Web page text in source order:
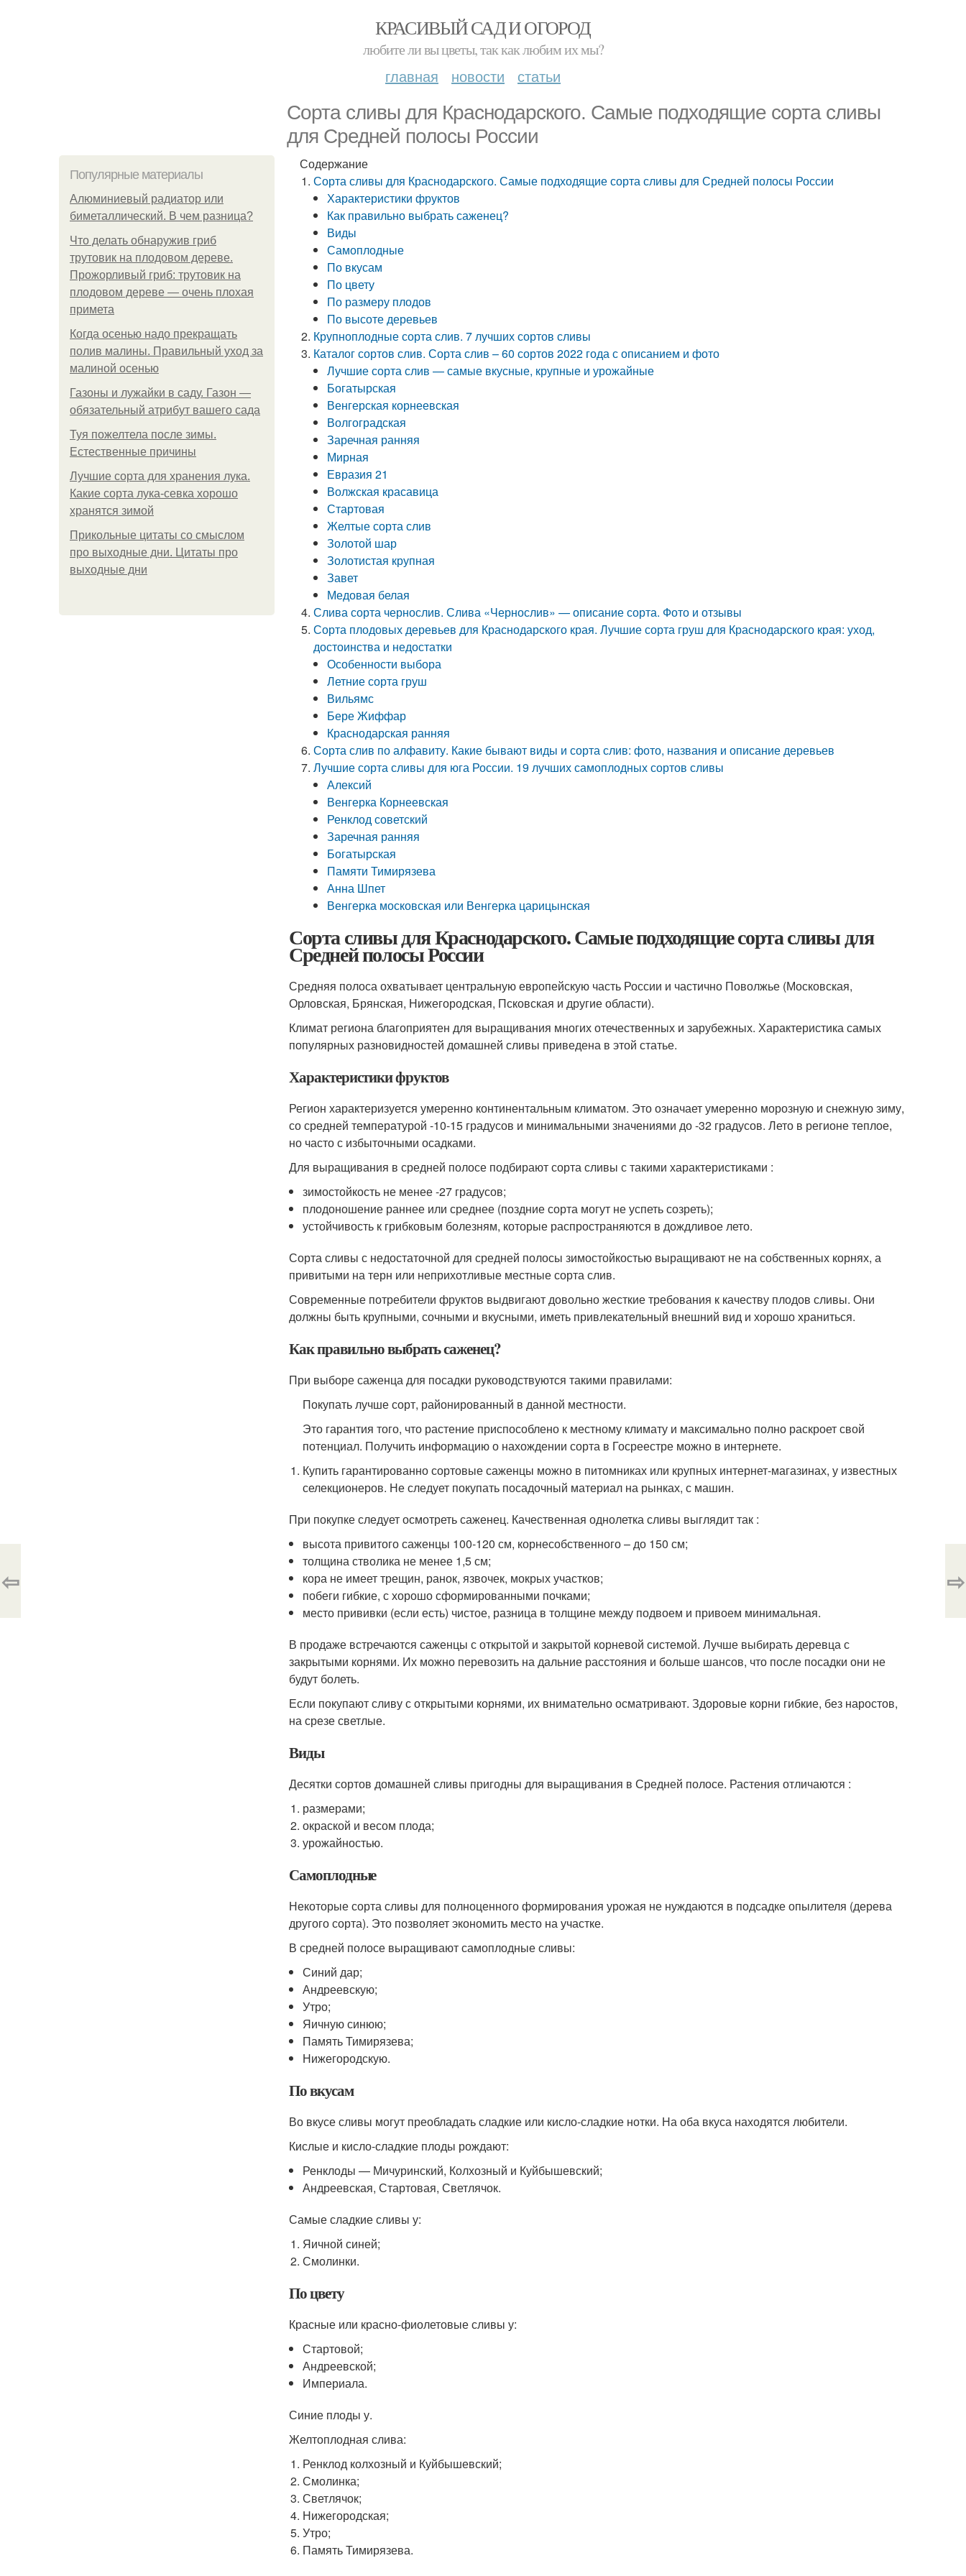
КРАСИВЫЙ САД И ОГОРОД
любите ли вы цветы, так как любим их мы?
главная новости статьи
Сорта сливы для Краснодарского. Самые подходящие сорта сливы
для Средней полосы России
Популярные материалы
Алюминиевый радиатор или
биметаллический. В чем разница?
Что делать обнаружив гриб
трутовик на плодовом дереве.
Прожорливый гриб: трутовик на
плодовом дереве — очень плохая
примета
Когда осенью надо прекращать
полив малины. Правильный уход за
малиной осенью
Газоны и лужайки в саду. Газон —
обязательный атрибут вашего сада
Туя пожелтела после зимы.
Естественные причины
Лучшие сорта для хранения лука.
Какие сорта лука-севка хорошо
хранятся зимой
Прикольные цитаты со смыслом
про выходные дни. Цитаты про
выходные дни
Содержание
Сорта сливы для Краснодарского. Самые подходящие сорта сливы для Средней полосы России
Характеристики фруктов
Как правильно выбрать саженец?
Виды
Самоплодные
По вкусам
По цвету
По размеру плодов
По высоте деревьев
Крупноплодные сорта слив. 7 лучших сортов сливы
Каталог сортов слив. Сорта слив – 60 сортов 2022 года с описанием и фото
Лучшие сорта слив — самые вкусные, крупные и урожайные
Богатырская
Венгерская корнеевская
Волгоградская
Заречная ранняя
Мирная
Евразия 21
Волжская красавица
Стартовая
Желтые сорта слив
Золотой шар
Золотистая крупная
Завет
Медовая белая
Слива сорта чернослив. Слива «Чернослив» — описание сорта. Фото и отзывы
Сорта плодовых деревьев для Краснодарского края. Лучшие сорта груш для Краснодарского края: уход,
достоинства и недостатки
Особенности выбора
Летние сорта груш
Вильямс
Бере Жиффар
Краснодарская ранняя
Сорта слив по алфавиту. Какие бывают виды и сорта слив: фото, названия и описание деревьев
Лучшие сорта сливы для юга России. 19 лучших самоплодных сортов сливы
Алексий
Венгерка Корнеевская
Ренклод советский
Заречная ранняя
Богатырская
Памяти Тимирязева
Анна Шпет
Венгерка московская или Венгерка царицынская
Сорта сливы для Краснодарского. Самые подходящие сорта сливы для
Средней полосы России
Средняя полоса охватывает центральную европейскую часть России и частично Поволжье (Московская,
Орловская, Брянская, Нижегородская, Псковская и другие области).
Климат региона благоприятен для выращивания многих отечественных и зарубежных. Характеристика самых
популярных разновидностей домашней сливы приведена в этой статье.
Характеристики фруктов
Регион характеризуется умеренно континентальным климатом. Это означает умеренно морозную и снежную зиму,
со средней температурой -10-15 градусов и минимальными значениями до -32 градусов. Лето в регионе теплое,
но часто с избыточными осадками.
Для выращивания в средней полосе подбирают сорта сливы с такими характеристиками :
зимостойкость не менее -27 градусов;
плодоношение раннее или среднее (поздние сорта могут не успеть созреть);
устойчивость к грибковым болезням, которые распространяются в дождливое лето.
Сорта сливы с недостаточной для средней полосы зимостойкостью выращивают не на собственных корнях, а
привитыми на терн или неприхотливые местные сорта слив.
Современные потребители фруктов выдвигают довольно жесткие требования к качеству плодов сливы. Они
должны быть крупными, сочными и вкусными, иметь привлекательный внешний вид и хорошо храниться.
Как правильно выбрать саженец?
При выборе саженца для посадки руководствуются такими правилами:
Покупать лучше сорт, районированный в данной местности.
Это гарантия того, что растение приспособлено к местному климату и максимально полно раскроет свой
потенциал. Получить информацию о нахождении сорта в Госреестре можно в интернете.
Купить гарантированно сортовые саженцы можно в питомниках или крупных интернет-магазинах, у известных
селекционеров. Не следует покупать посадочный материал на рынках, с машин.
При покупке следует осмотреть саженец. Качественная однолетка сливы выглядит так :
высота привитого саженцы 100-120 см, корнесобственного – до 150 см;
толщина стволика не менее 1,5 см;
кора не имеет трещин, ранок, язвочек, мокрых участков;
побеги гибкие, с хорошо сформированными почками;
место прививки (если есть) чистое, разница в толщине между подвоем и привоем минимальная.
В продаже встречаются саженцы с открытой и закрытой корневой системой. Лучше выбирать деревца с
закрытыми корнями. Их можно перевозить на дальние расстояния и больше шансов, что после посадки они не
будут болеть.
Если покупают сливу с открытыми корнями, их внимательно осматривают. Здоровые корни гибкие, без наростов,
на срезе светлые.
Виды
Десятки сортов домашней сливы пригодны для выращивания в Средней полосе. Растения отличаются :
размерами;
окраской и весом плода;
урожайностью.
Самоплодные
Некоторые сорта сливы для полноценного формирования урожая не нуждаются в подсадке опылителя (дерева
другого сорта). Это позволяет экономить место на участке.
В средней полосе выращивают самоплодные сливы:
Синий дар;
Андреевскую;
Утро;
Яичную синюю;
Память Тимирязева;
Нижегородскую.
По вкусам
Во вкусе сливы могут преобладать сладкие или кисло-сладкие нотки. На оба вкуса находятся любители.
Кислые и кисло-сладкие плоды рождают:
Ренклоды — Мичуринский, Колхозный и Куйбышевский;
Андреевская, Стартовая, Светлячок.
Самые сладкие сливы у:
Яичной синей;
Смолинки.
По цвету
Красные или красно-фиолетовые сливы у:
Стартовой;
Андреевской;
Империала.
Синие плоды у.
Желтоплодная слива:
Ренклод колхозный и Куйбышевский;
Смолинка;
Светлячок;
Нижегородская;
Утро;
Память Тимирязева.
⇦ ⇨